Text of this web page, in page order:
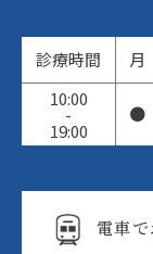
診療時間 月
10:00
-
19:00
●
電車